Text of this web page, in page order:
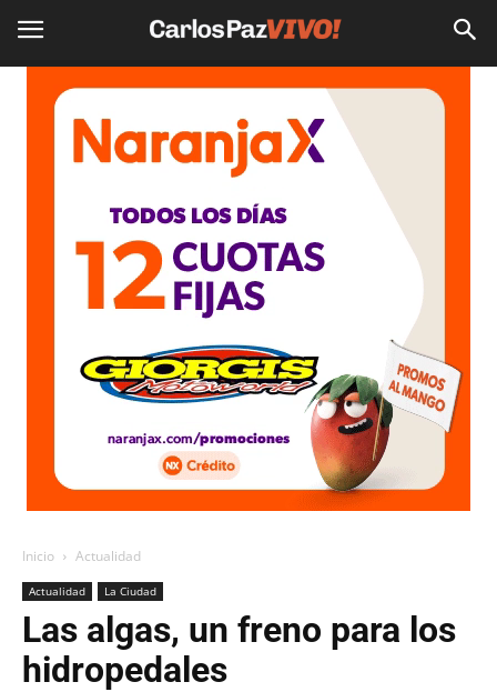
Inicio Actualidad
Actualidad La Ciudad
Las algas, un freno para los
hidropedales